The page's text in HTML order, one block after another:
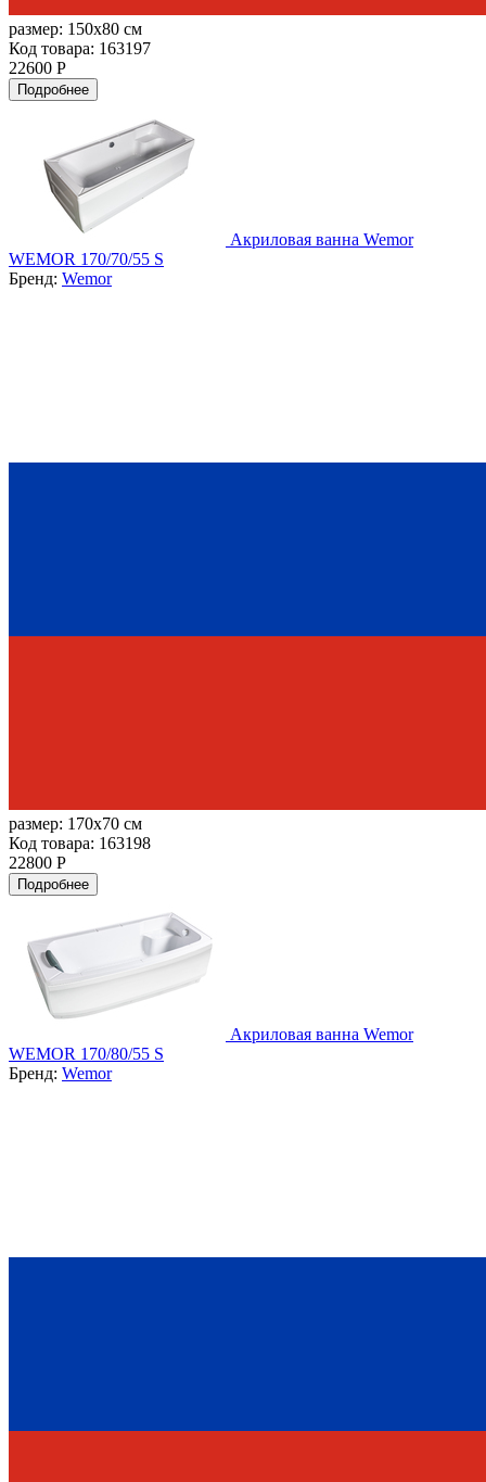
размер: 150x80 см
Код товара: 163197
22600 Р
Подробнее
Акриловая ванна Wemor
WEMOR 170/70/55 S
Бренд: Wemor
размер: 170x70 см
Код товара: 163198
22800 Р
Подробнее
Акриловая ванна Wemor
WEMOR 170/80/55 S
Бренд: Wemor